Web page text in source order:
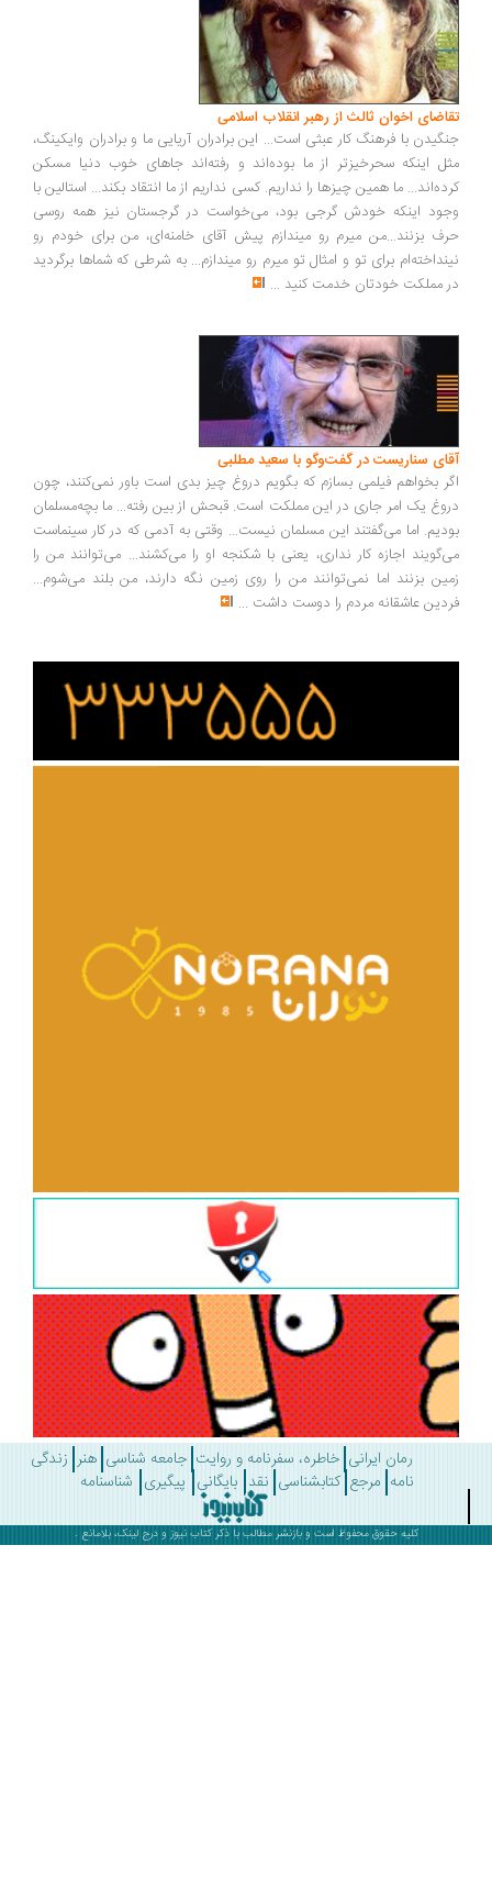
اخوان ثالث از رهبر انقلاب اسلامی
با فرهنگ کار عبثی است... این برادران آریایی ما و برادران وایکینگ،
اینکه سحرخیزتر از ما بوده‌اند و رفته‌اند جاهای خوب دنیا مسکن
ما همین چیزها را نداریم. کسی نداریم از ما انتقاد بکند... استالین با
اینکه خودش گرجی بود، می‌خواست در گرجستان نیز همه روسی
بزنند...من میرم رو میندازم پیش آقای خامنه‌ای، من برای خودم رو
برای تو و امثال تو میرم رو میندازم... به شرطی که شماها برگردید
مملکت خودتان خدمت کنید...
سناریست در گفت‌وگو با سعید مطلبی
بخواهم فیلمی بسازم که بگویم دروغ چیز بدی است باور نمی‌کنند، چون
یک امر جاری در این مملکت است. قبحش از بین رفته... ما بچه‌مسلمان
اما می‌گفتند این مسلمان نیست... وقتی به آدمی که در کار سینماست
اجازه کار نداری، یعنی با شکنجه او را می‌کشند... می‌توانند من را
بزنند اما نمی‌توانند من را روی زمین نگه دارند، من بلند می‌شوم...
عاشقانه مردم را دوست داشت ...
رمان ایرانی خاطره، سفرنامه و روایت جامعه شناسی هنر زندگی
مرجع کتابشناسی نقد بایگانی پیگیری شناسنامه
کلیه حقوق محفوظ است و بازنشر مطالب با ذکرکتاب نیوزو درج لینک، بلامانع .